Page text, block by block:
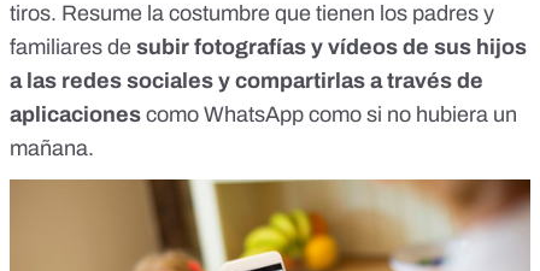
tiros. Resume la costumbre que tienen los padres y
familiares de subir fotografías y vídeos de sus hijos
a las redes sociales y compartirlas a través de
aplicaciones como WhatsApp como si no hubiera un
mañana.